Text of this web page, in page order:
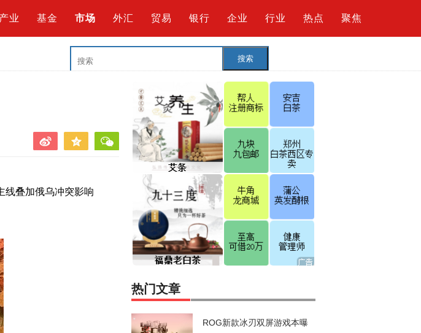
产业 基金 市场 外汇 贸易 银行 企业 行业 热点 聚焦
搜索
线叠加俄乌冲突影响
热门文章
ROG新款冰刃双屏游戏本曝